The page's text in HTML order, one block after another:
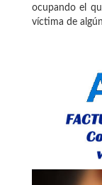
ocupando el
víctima de